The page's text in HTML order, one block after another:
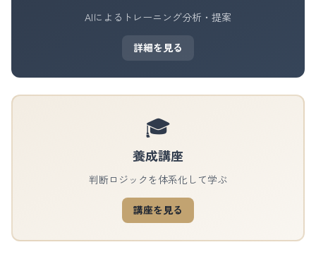
AIによるトレーニング分析・提案
詳細を見る
🎓
養成講座
判断ロジックを体系化して学ぶ
講座を見る